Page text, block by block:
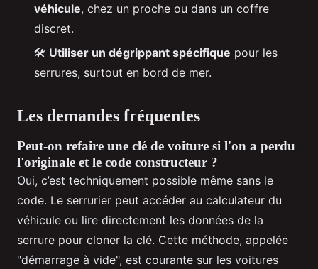
véhicule, chez un proche ou dans un coffre
discret.
🛠️ Utiliser un dégrippant spécifique pour les
serrures, surtout en bord de mer.
Les demandes fréquentes
Peut-on refaire une clé de voiture si l'on a perdu
l'originale et le code constructeur ?
Oui, c’est techniquement possible même sans le
code. Le serrurier peut accéder au calculateur du
véhicule ou lire directement les données de la
serrure pour cloner la clé. Cette méthode, appelée
"démarrage à vide", est courante sur les voitures